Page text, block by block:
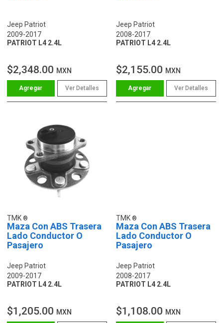
Jeep Patriot
2009-2017
PATRIOT L4 2.4L
$2,348.00 MXN
Ver Detalles
Jeep Patriot
2008-2017
PATRIOT L4 2.4L
$2,155.00 MXN
Ver Detalles
TMK
Maza Con ABS Trasera
Lado Conductor O
Pasajero
Jeep Patriot
2009-2017
PATRIOT L4 2.4L
$1,205.00 MXN
TMK
Maza Con ABS Trasera
Lado Conductor O
Pasajero
Jeep Patriot
2008-2017
PATRIOT L4 2.4L
$1,108.00 MXN